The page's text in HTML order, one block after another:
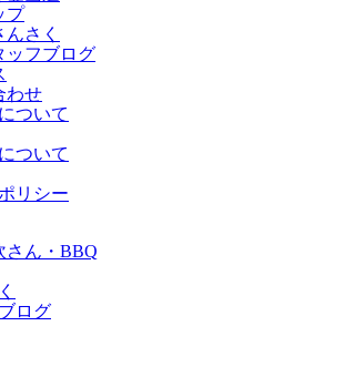
プ
さく
ッフブログ
わせ
ついて
ついて
リシー
さん・BBQ
ログ